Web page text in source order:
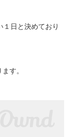
日と決めており
す。